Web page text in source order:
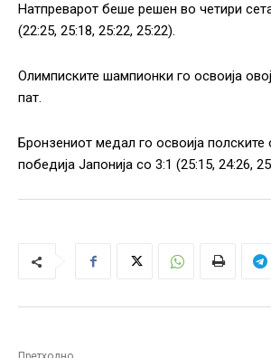
Натпреварот беше решен во четири
(22:25, 25:18, 25:22, 25:22).
Олимписките шампионки го освоија
пат.
Бронзениот медал го освоија полските
победија Јапонија со 3:1 (25:15, 24:26,